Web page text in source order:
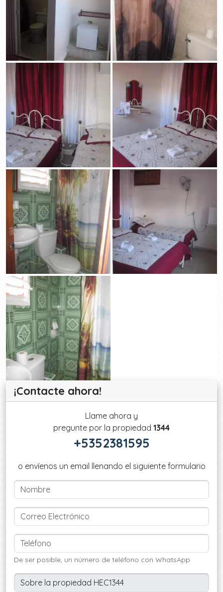
¡Contacte ahora!
Llame ahora y
pregunte por la propiedad 1344
+5352381595
o envíenos un email llenando el siguiente formulario
De ser posible, un número de teléfono con WhatsApp